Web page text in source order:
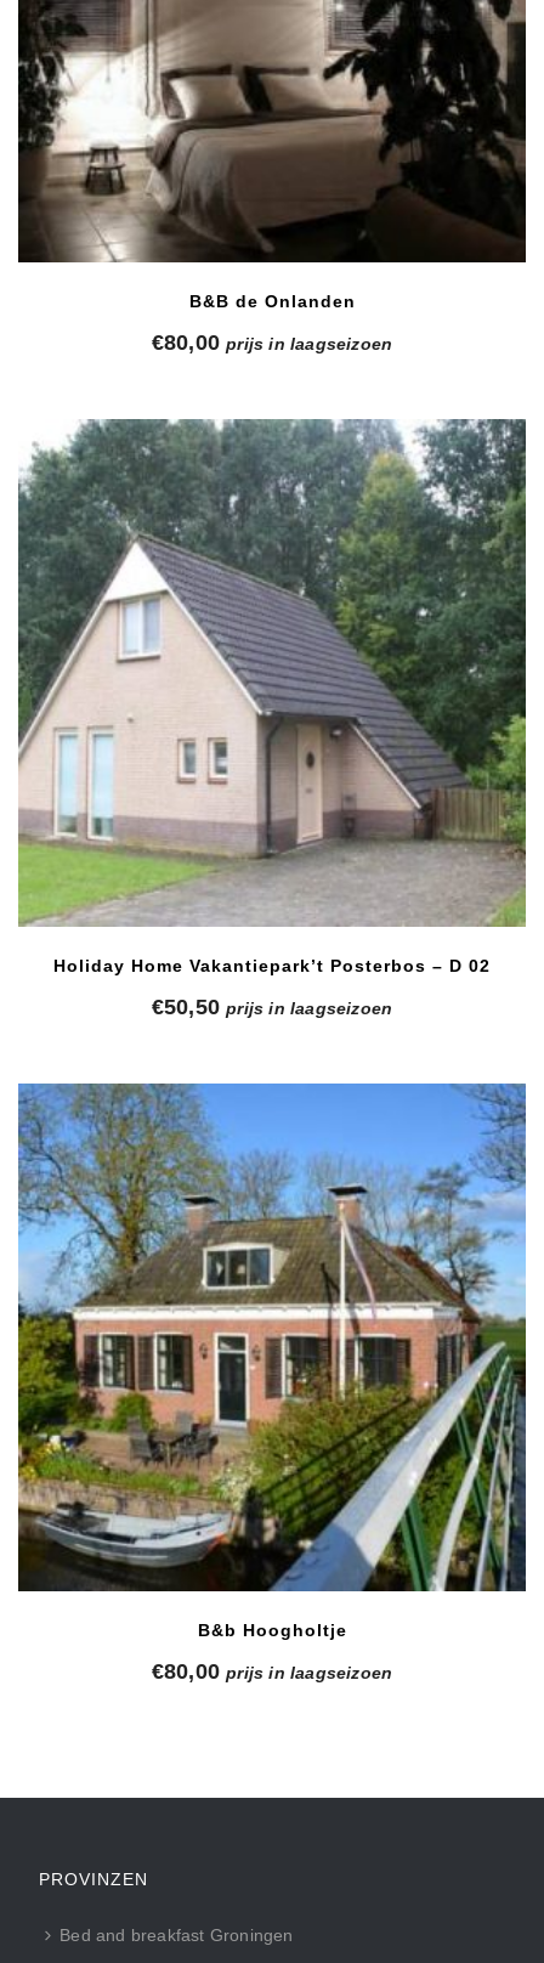
B&B de Onlanden
€80,00 prijs in laagseizoen
Holiday Home Vakantiepark’t Posterbos – D 02
€50,50 prijs in laagseizoen
B&b Hoogholtje
€80,00 prijs in laagseizoen
PROVINZEN
Bed and breakfast Groningen